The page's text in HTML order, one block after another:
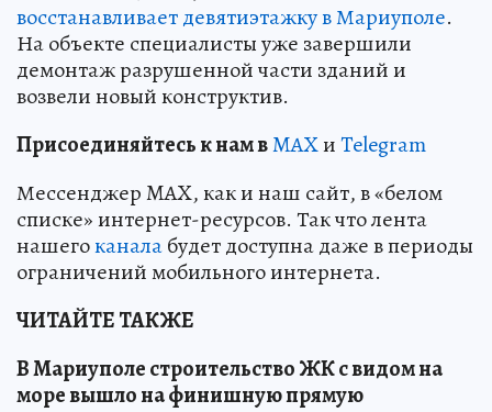
восстанавливает девятиэтажку в Мариуполе.
На объекте специалисты уже завершили
демонтаж разрушенной части зданий и
возвели новый конструктив.
Присоединяйтесь к нам вMAXиTelegram
Мессенджер MAX, как и наш сайт, в «белом
списке» интернет-ресурсов. Так что лента
нашегоканалабудет доступна даже в периоды
ограничений мобильного интернета.
ЧИТАЙТЕ ТАКЖЕ
В Мариуполе строительство ЖК с видом на
море вышло на финишную прямую